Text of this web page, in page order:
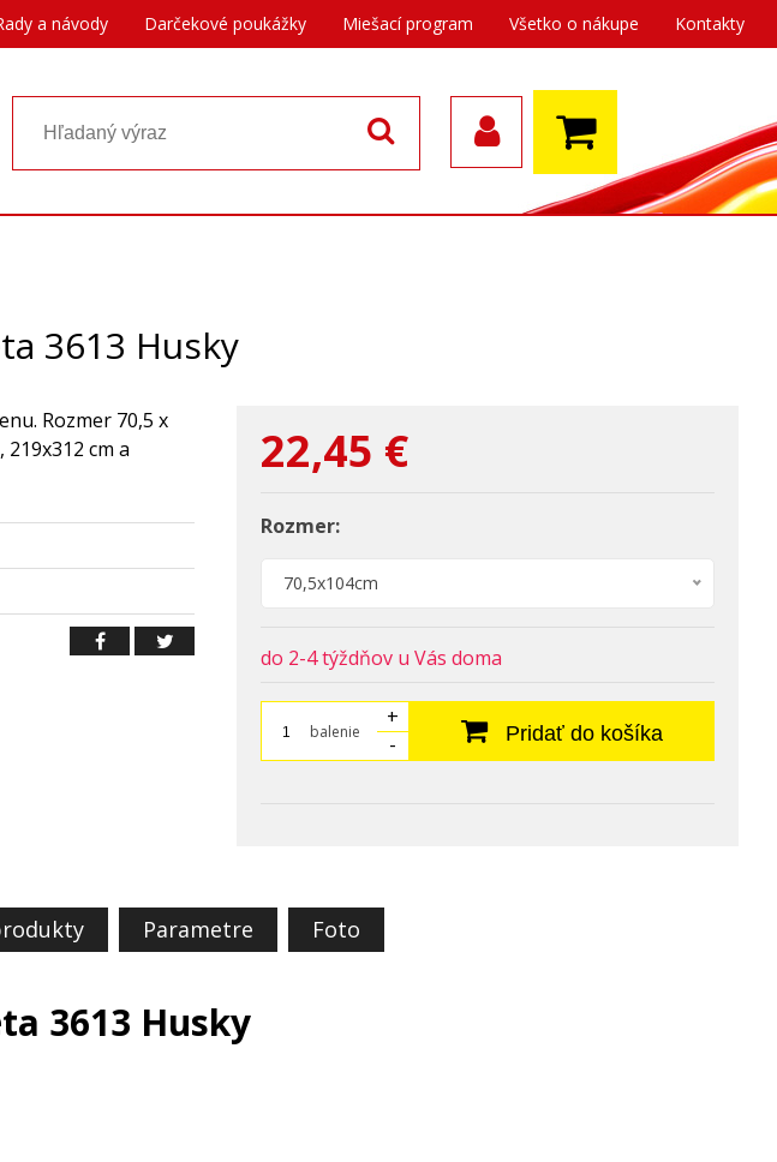
a návody Darčekové poukážky Miešací program Všetko o nákupe Kontakty
3613 Husky
22,45 €
Rozmer:
70,5x104cm
do 2-4 týždňov u Vás doma
balenie
+
-
Pridať do košíka
Rozmer 70,5 x
219x312 cm a
Parametre Foto
3613 Husky